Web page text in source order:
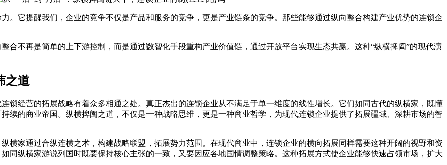
它提醒我们，企业的竞争不仅是产品和服务的竞争，更是产业链条的竞争。那些能够通过纵向整合构建产业优势的连锁企
不再是简单的上下游控制，而是通过数智化手段重构产业价值链，通过开放平台实现生态共赢。这种“纵横捭阖”的现代演
之道
经营的拓展战略有着众多相通之处。真正杰出的连锁企业从不满足于单一维度的线性增长。它们如同古代的纵横家，既懂
续的商业帝国。纵横捭阖之道，不仅是一种战略思维，更是一种商业哲学，为现代连锁企业提供了拓展疆域、深耕市场的智
家通过合纵连横之术，构建战略联盟，拓展势力范围。在现代商业中，连锁企业的横向拓展同样需要这种开阔的视野和资
同纵横家游说列国时既要保持核心主张的一致，又要因应各地国情调整策略。这种拓展方式使企业能够快速占领市场，扩大